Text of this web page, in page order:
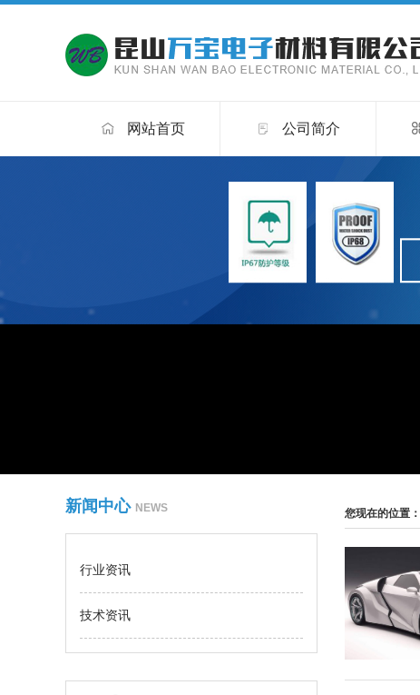
网站首页 公司简介
新闻中心 NEWS
行业资讯
技术资讯
您现在的位置：